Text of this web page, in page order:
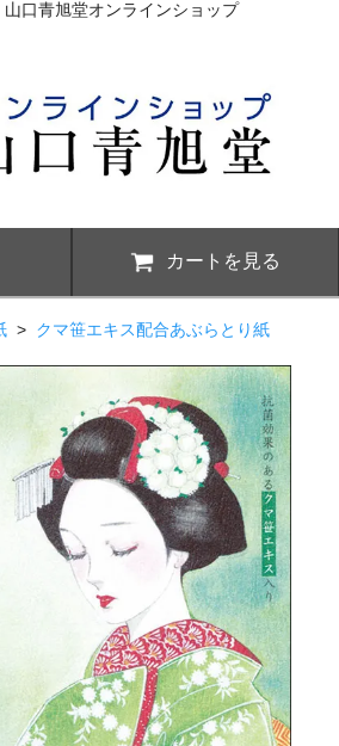
口青旭堂オンラインショップ
カートを見る
> クマ笹エキス配合あぶらとり紙